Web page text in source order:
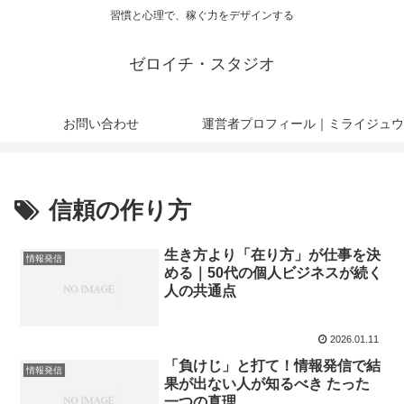
習慣と心理で、稼ぐ力をデザインする
ゼロイチ・スタジオ
お問い合わせ 運営者プロフィール｜ミライジュウ
信頼の作り方
情報発信
生き方より「在り方」が仕事を決
める｜50代の個人ビジネスが続く
人の共通点
2026.01.11
情報発信
「負けじ」と打て！情報発信で結
果が出ない人が知るべき たった